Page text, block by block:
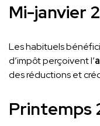
Mi-janvier
Les habituels
d’impôt perçoivent l’
des réductions et
Printemps